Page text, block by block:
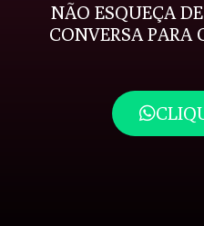
NÃO ESQUEÇA
CONVERSA PARA